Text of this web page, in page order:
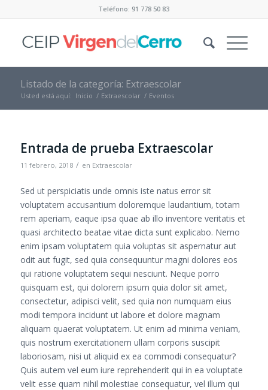
Teléfono: 91 778 50 83
Listado de la categoría: Extraescolar
Usted está aquí: Inicio / Extraescolar / Eventos
Entrada de prueba Extraescolar
11 febrero, 2018 / en Extraescolar
Sed ut perspiciatis unde omnis iste natus error sit
voluptatem accusantium doloremque laudantium, totam
rem aperiam, eaque ipsa quae ab illo inventore veritatis et
quasi architecto beatae vitae dicta sunt explicabo. Nemo
enim ipsam voluptatem quia voluptas sit aspernatur aut
odit aut fugit, sed quia consequuntur magni dolores eos
qui ratione voluptatem sequi nesciunt. Neque porro
quisquam est, qui dolorem ipsum quia dolor sit amet,
consectetur, adipisci velit, sed quia non numquam eius
modi tempora incidunt ut labore et dolore magnam
aliquam quaerat voluptatem. Ut enim ad minima veniam,
quis nostrum exercitationem ullam corporis suscipit
laboriosam, nisi ut aliquid ex ea commodi consequatur?
Quis autem vel eum iure reprehenderit qui in ea voluptate
velit esse quam nihil molestiae consequatur, vel illum qui